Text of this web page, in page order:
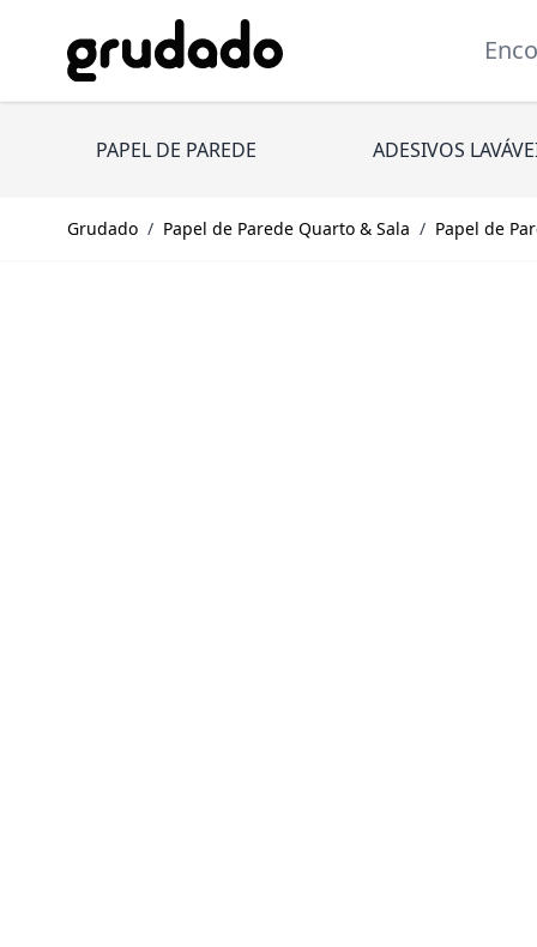
Pular para o conteúdo
PAPEL DE PAREDE ADESIVOS
Grudado / Papel de Parede Quarto & Sala / Papel de